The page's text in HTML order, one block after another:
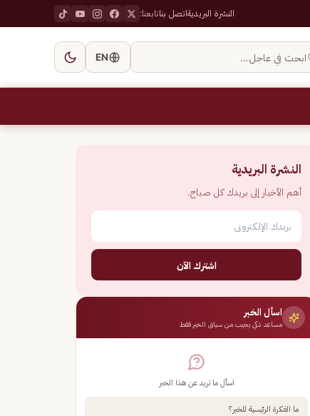
النشرة البريديةاتصل بناتابعنا:
ابحث في عاجل… EN
النشرة البريدية
أهم الأخبار إلى بريدك كل صباح.
اشترك الآن
اسأل الخبر
مساعد ذكي يجيب من سياق الخبر فقط
اسأل ما تريد عن هذا الخبر
ما الفكرة الرئيسية للخبر؟